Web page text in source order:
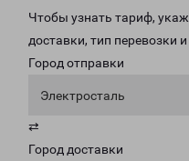
Чтобы узнать тариф,
доставки, тип перевозки и
Город отправки
Электросталь
⇄
Город доставки